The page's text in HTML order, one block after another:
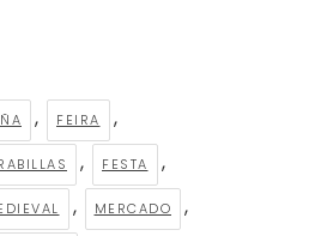
, FEIRA ,
, FESTA ,
, MERCADO ,